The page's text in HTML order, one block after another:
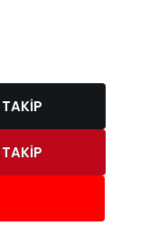
TAKIP
TAKIP